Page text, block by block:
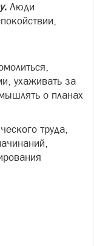
Люди
ухаживать за
о планах
труда,